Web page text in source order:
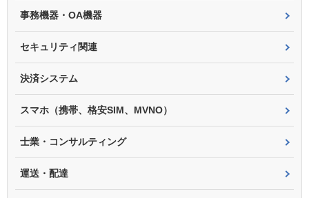
事務機器・OA機器
セキュリティ関連
決済システム
スマホ（携帯、格安SIM、MVNO）
士業・コンサルティング
運送・配達